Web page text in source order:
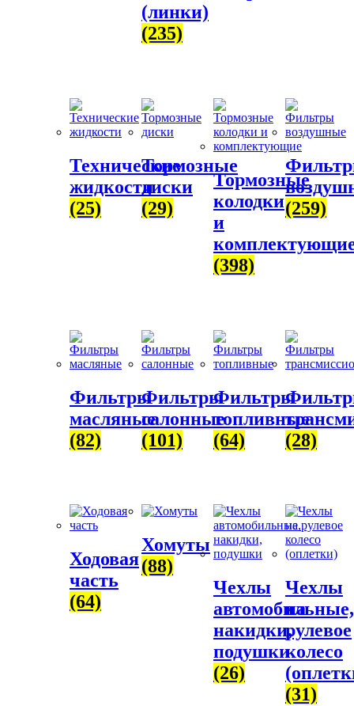
(линки)
(235)
Технические
жидкости
(25)
Тормозные
диски
(29)
Тормозные
колодки
и
(398)
(259)
Фильтры
масляные
(82)
Фильтры
салонные
(101)
Фильтры
топливные
(64)
(28)
Ходовая
часть
(64)
Хомуты
(88)
Чехлы
автомобильные,
накидки,
подушки
(26)
Чехлы
на
рулевое
колесо
(31)